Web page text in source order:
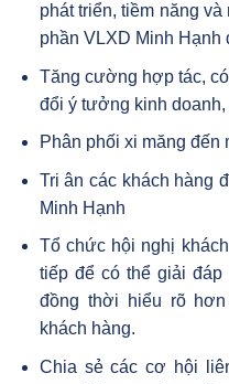
phát triển, tiềm năng
phần VLXD Minh
Tăng cường hợp tác,
đổi ý tưởng kinh
Phân phối xi măng
Tri ân các khách hàng
Minh Hạnh
Tổ chức hội nghị
tiếp để có thể giải đáp
đồng thời hiểu rõ
khách hàng.
Chia sẻ các cơ hội